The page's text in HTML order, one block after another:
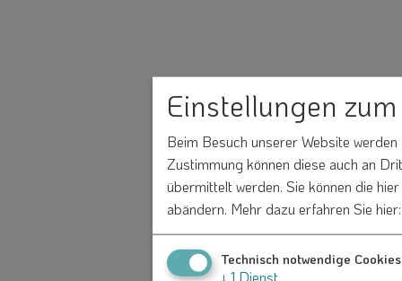
Einstellungen
Beim Besuch unserer Website
Zustimmung können diese auch an
übermittelt werden. Sie können die
abändern. Mehr dazu erfahren Sie
Technisch notwendige Cookies
↓ 1 Dienst